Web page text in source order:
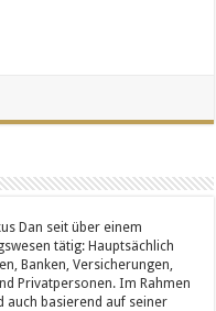
Dan seit über einem
tätig: Hauptsächlich
Banken, Versicherungen,
Privatpersonen. Im Rahmen
auch basierend auf seiner